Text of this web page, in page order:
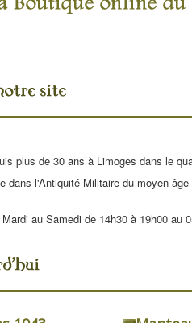
plus de 30 ans à Limoges dans le
dans l'Antiquité Militaire du moyen-
au Samedi de 14h30 à 19h00 au